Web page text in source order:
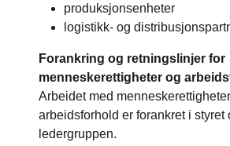
produksjonsenheter
logistikk- og
Forankring og retningslinjer for
menneskerettigheter og
Arbeidet med
arbeidsforhold er forankret i styret
ledergruppen.